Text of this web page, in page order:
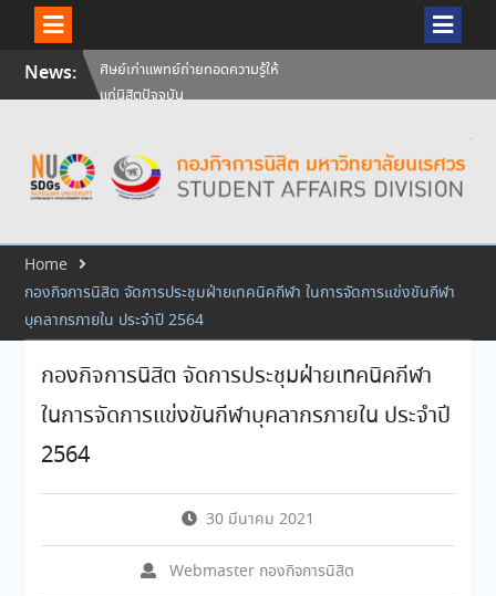
SkipNews:
วันคล้ายวันสถาปนามหาวิทยาลัย
นเรศวร ครบรอบ 36 ปี 29
สัมภาษณ์นิสิตเพื่อพิจารณาเข้ารับ
ทุนการศึกษามหาวิทยาลัยนเรศวร
ประจำปีการศึกษา 256
แก่นิสิตปัจจุบัน
Home
กองกิจการนิสิต จัดการประชุมฝ่ายเทคนิคกีฬา ในการจัดการแข่งขันกีฬา
บุคลากรภายใน ประจำปี 2564
กองกิจการนิสิต จัดการประชุมฝ่ายเทคนิคกีฬา
ในการจัดการแข่งขันกีฬาบุคลากรภายใน ประจำปี
2564
30 มีนาคม 2021
Webmaster กองกิจการนิสิต